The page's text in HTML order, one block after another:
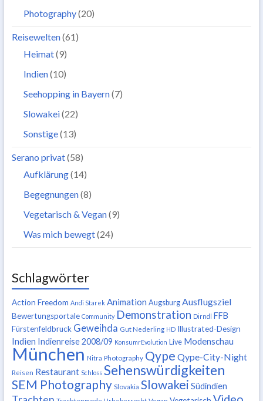
Photography(20)
Reisewelten(61)
Heimat(9)
Indien(10)
Seehopping in Bayern(7)
Slowakei(22)
Sonstige(13)
Serano privat(58)
Aufklärung(14)
Begegnungen(8)
Vegetarisch & Vegan(9)
Was mich bewegt(24)
Schlagwörter
Action Freedom Andi Starek Animation Augsburg Ausflugsziel
Bewertungsportale Community Demonstration Dirndl FFB
Fürstenfeldbruck Geweihda Gut Nederling HD Illustrated-Design
Indien Indienreise 2008/09 KonsumrEvolution Live Modenschau
München Nitra Photography Qype Qype-City-Night
Reisen Restaurant Schloss Sehenswürdigkeiten
SEM Photography Slovakia Slowakei Südindien